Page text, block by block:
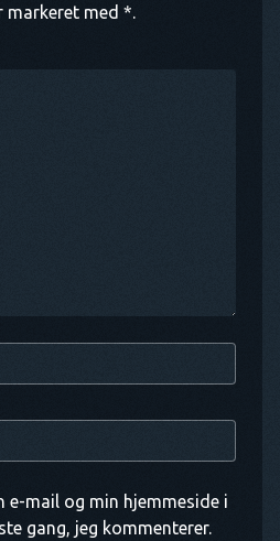
med *.
e-mail og min hjemmeside i
gang, jeg kommenterer.